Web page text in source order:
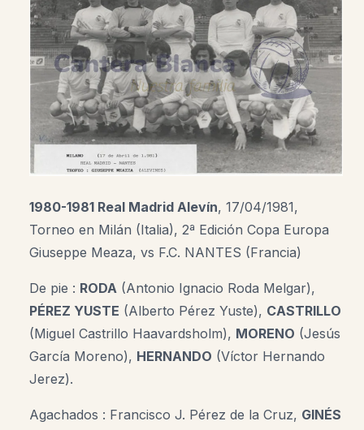
1980-1981 Real Madrid Alevín, 17/04/1981,
Torneo en Milán (Italia), 2ª Edición Copa Europa
Giuseppe Meaza, vs F.C. NANTES (Francia)
De pie : RODA (Antonio Ignacio Roda Melgar),
PÉREZ YUSTE (Alberto Pérez Yuste), CASTRILLO
(Miguel Castrillo Haavardsholm), MORENO (Jesús
García Moreno), HERNANDO (Víctor Hernando
Jerez).
Agachados : Francisco J. Pérez de la Cruz, GINÉS